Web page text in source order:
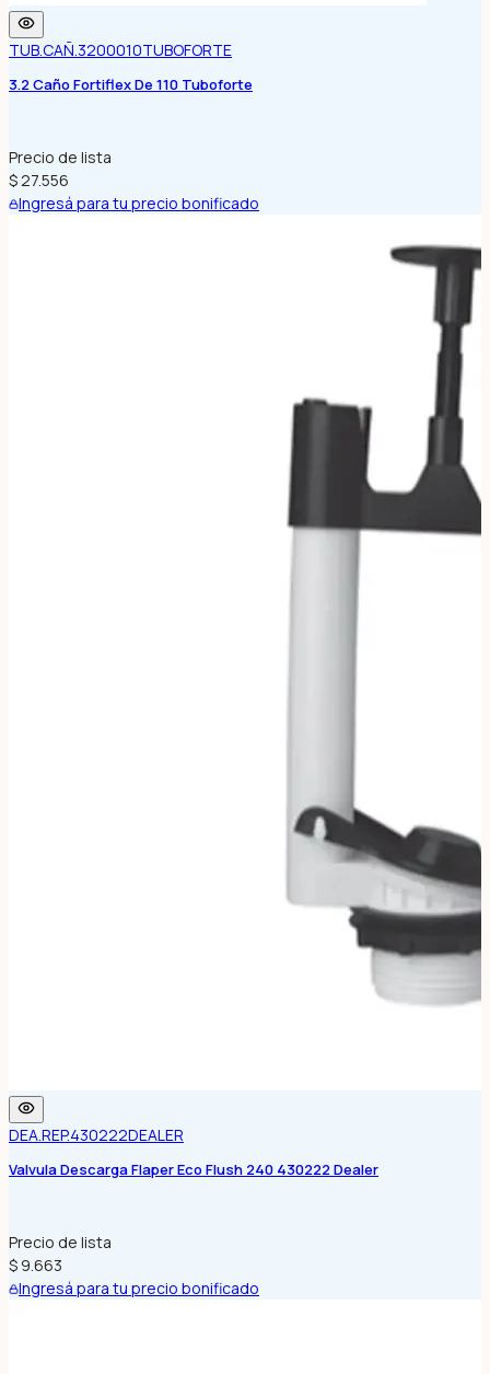
TUB.CAÑ.3200010TUBOFORTE
3.2 Caño Fortiflex De 110 Tuboforte
Precio de lista
$ 27.556
Ingresá para tu precio bonificado
DEA.REP.430222DEALER
Valvula Descarga Flaper Eco Flush 240 430222 Dealer
Precio de lista
$ 9.663
Ingresá para tu precio bonificado